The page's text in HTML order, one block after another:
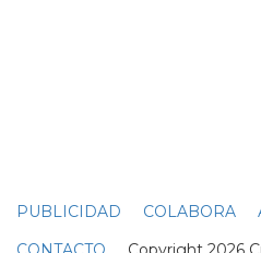
PUBLICIDAD COLABORA